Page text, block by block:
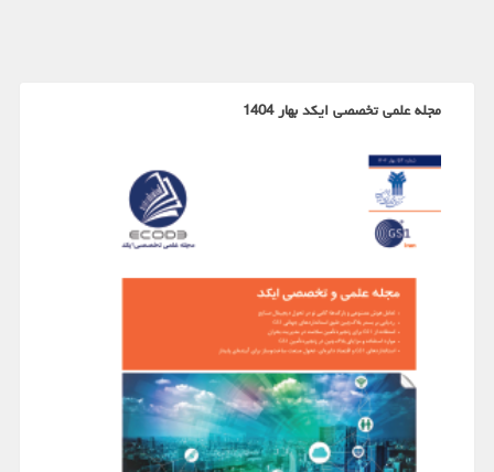
مجله علمی تخصصی ایکد بهار 1404